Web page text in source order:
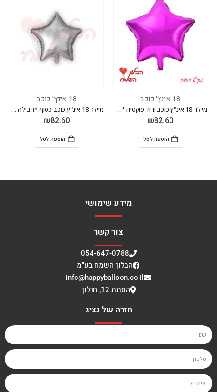
מיילר 18 אינ"ץ כוכב ורוד פוקסיה *חבילה של 50 יח'* מיילר 18 אינ"ץ כוכב כסוף *חבילה של 50 יח'*
מידע שימושי
צור קשר
054-647-0788
הבלון השמח בע"מ
info@happyballoon.co.il
הסתת 12, חולון
חזרה של נציג